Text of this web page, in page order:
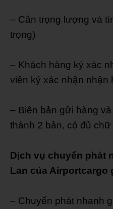
– Cân trọng lượng và
trọng)
– Khách hàng ký xác
viên ký xác nhận nhận
– Biên bản gửi hàng
thành 2 bản, có đủ
Dịch vụ chuyển phát
Lan của Airportcargo
– Chuyển phát nhanh